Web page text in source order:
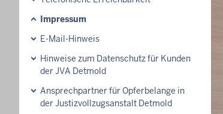
Impressum
E-Mail-Hinweis
Hinweise zum Datenschutz für Kunden
der JVA Detmold
Ansprechpartner für Opferbelange in
der Justizvollzugsanstalt Detmold